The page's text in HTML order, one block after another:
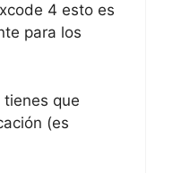
4 esto es
para los
que
(es